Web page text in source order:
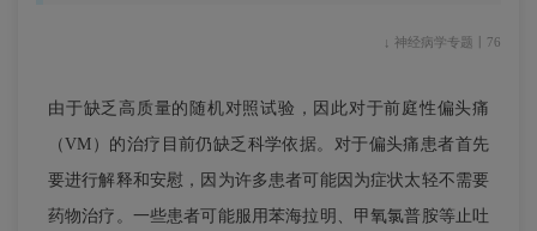
↓ 神经病学专题丨76
由于缺乏高质量的随机对照试验，因此对于前庭性偏头痛
（VM）的治疗目前仍缺乏科学依据。对于偏头痛患者首先
要进行解释和安慰，因为许多患者可能因为症状太轻不需要
药物治疗。一些患者可能服用苯海拉明、甲氧氯普胺等止吐